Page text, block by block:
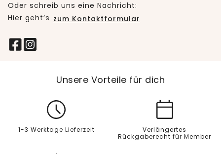
Oder schreib uns eine Nachricht:
Hier geht’s zum Kontaktformular
Unsere Vorteile für dich
1-3 Werktage Lieferzeit
Verlängertes
Rückgaberecht für Member